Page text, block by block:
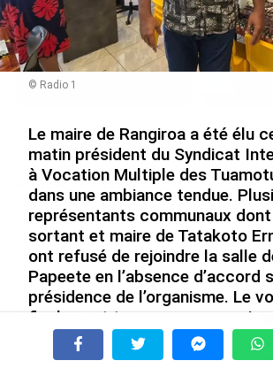
SÉRIE. Histoire des chefs-
lieux d’Outre-mer : Nouméa,
une capitale construite par
le bagne, le nickel et le
Pacifique
le 08/08/2026
Rapport
un
les Outre-
le 07/08/2026
De Messi à Trump : l’expérience
internationale du Martiniquais Benoît
Etinof au ...
le 07/08/2026
À la une Tv
© Radio 1
Le maire de Rangiroa a été élu
matin président du Syndicat
à Vocation Multiple des
dans une ambiance tendue.
représentants communaux
sortant et maire de Tatakoto
ont refusé de rejoindre la salle
Papeete en l’absence d’accord
présidence de l’organisme. Le
finalement tenu sans eux, mais
quorum d’après Tahuhu
10 voix sur 17. Le nouveau